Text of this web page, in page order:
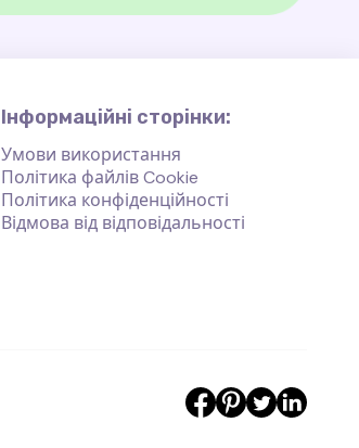
Інформаційні сторінки:
Умови використання
Політика файлів Cookie
Політика конфіденційності
Відмова від відповідальності